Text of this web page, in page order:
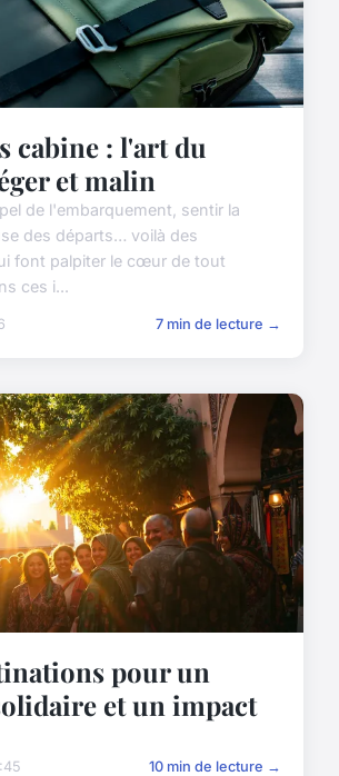
cabine : l'art du
et malin
de l'embarquement, sentir la
des départs… voilà des
font palpiter le cœur de tout
ces i...
7 min de lecture →
pour un
et un impact
10 min de lecture →